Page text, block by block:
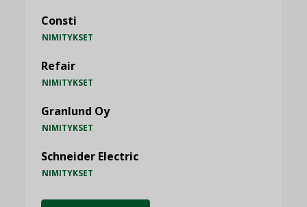
Consti
NIMITYKSET
Refair
NIMITYKSET
Granlund Oy
NIMITYKSET
Schneider Electric
NIMITYKSET